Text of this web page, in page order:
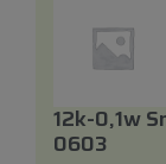
12k-0,1w
0603